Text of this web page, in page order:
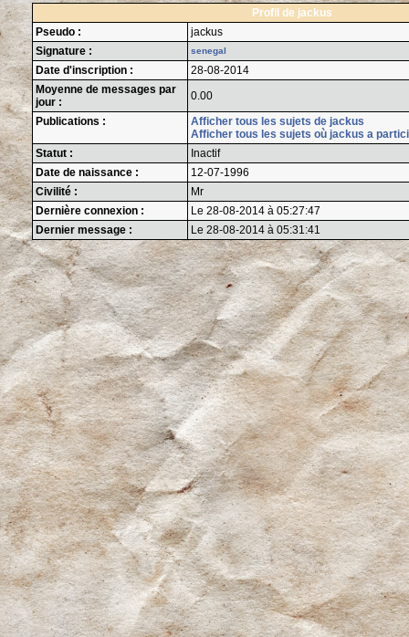
Profil de jackus
Pseudo :
jackus
Signature :
senegal
Date d'inscription :
28-08-2014
Moyenne de messages par
jour :
0.00
Publications :
Afficher tous les sujets de jackus
Afficher tous les sujets où jackus a
Statut :
Inactif
Date de naissance :
12-07-1996
Civilité :
Mr
Dernière connexion :
Le 28-08-2014 à 05:27:47
Dernier message :
Le 28-08-2014 à 05:31:41